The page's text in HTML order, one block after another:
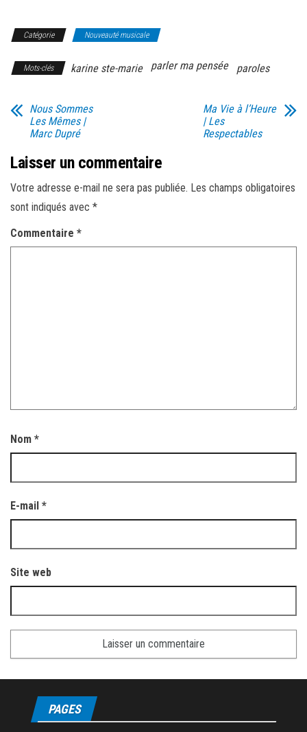
Catégorie Nouveauté musicale
Mots-clés karine ste-marie parler ma pensée paroles
Nous Sommes
Les Mêmes |
Marc Dupré
Ma Vie à l’Heure
| Les
Respectables
Laisser un commentaire
Votre adresse e-mail ne sera pas publiée. Les champs obligatoires
sont indiqués avec *
Commentaire *
Nom *
E-mail *
Site web
PAGES